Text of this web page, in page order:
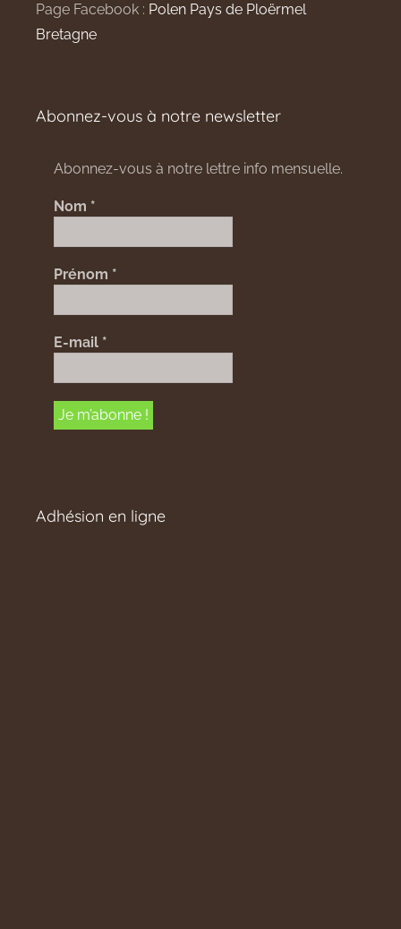
Page Facebook : Polen Pays de Ploërmel
Bretagne
Abonnez-vous à notre newsletter
Abonnez-vous à notre lettre info mensuelle.
Nom *
Prénom *
E-mail *
Adhésion en ligne